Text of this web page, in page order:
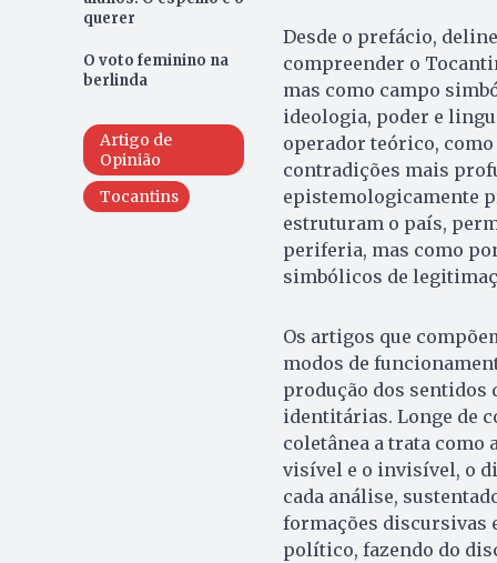
querer
O voto feminino na
berlinda
Artigo de
Opinião
Tocantins
Desde o prefácio,
compreender o
mas como campo
ideologia, poder e
operador teórico,
contradições mais
epistemologicamente
estruturam o país,
periferia, mas como
simbólicos de
Os artigos que
modos de
produção dos
identitárias. Longe de
coletânea a trata
visível e o invisível, o
cada análise,
formações discursivas
político, fazendo do